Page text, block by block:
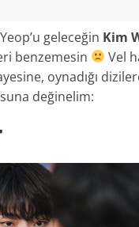
geleceğin Kim
benzemesin
Vel
oynadığı
değinelim: